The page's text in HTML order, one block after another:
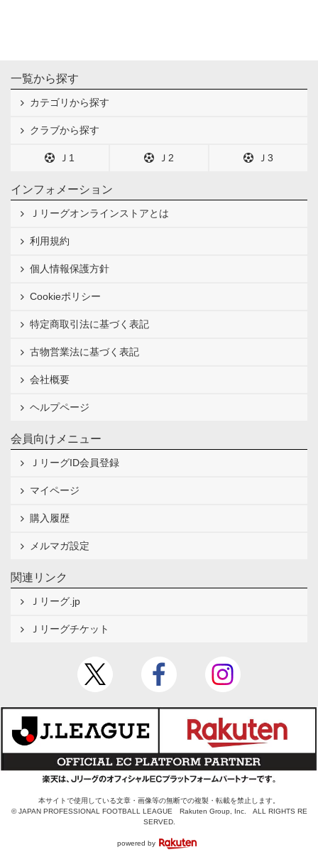
一覧から探す
カテゴリから探す
クラブから探す
Ｊ1 Ｊ2 Ｊ3
インフォメーション
Ｊリーグオンラインストアとは
利用規約
個人情報保護方針
Cookieポリシー
特定商取引法に基づく表記
古物営業法に基づく表記
会社概要
ヘルプページ
会員向けメニュー
ＪリーグID会員登録
マイページ
購入履歴
メルマガ設定
関連リンク
Ｊリーグ.jp
Ｊリーグチケット
本サイトで使用している文章・画像等の無断での複製・転載を禁止します。
© JAPAN PROFESSIONAL FOOTBALL LEAGUE Rakuten Group, Inc. ALL RIGHTS RE
SERVED.
powered by